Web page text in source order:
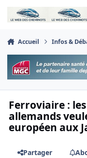
Aller au contenu
Accueil Infos &
Ferroviaire :
allemands
européen aux
Partager